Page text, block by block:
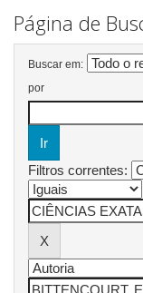
Página de
Buscar em:
por
Filtros correntes: